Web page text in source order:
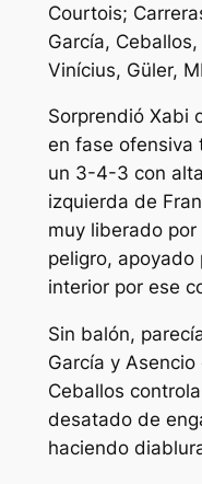
Courtois;
García,
Vinícius, Güler,
Sorprendió Xabi
en fase ofensiva
un 3-4-3 con
izquierda de
muy liberado
peligro, apoyado
interior por ese
Sin balón,
García y
Ceballos
desatado de
haciendo